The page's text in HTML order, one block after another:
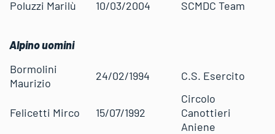
Poluzzi Marilù
10/03/2004 SCMDC Team
Alpino uomini
Bormolini
Maurizio
24/02/1994 C.S. Esercito
Felicetti Mirco 15/07/1992
Circolo
Canottieri
Aniene